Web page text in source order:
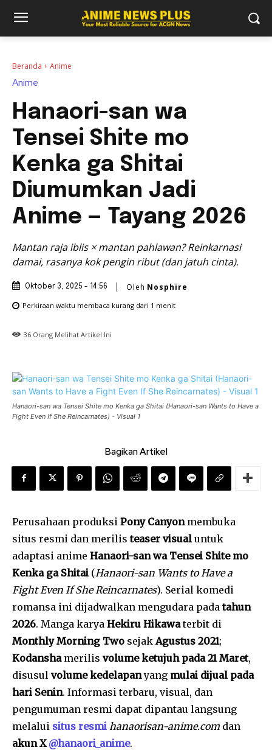
Beranda Anime
Anime
Hanaori-san wa
Tensei Shite mo
Kenka ga Shitai
Diumumkan Jadi
Anime — Tayang 2026
Mantan raja iblis × mantan pahlawan? Reinkarnasi
damai, rasanya kok pengin ribut (dan jatuh cinta).
Oktober 3, 2025 - 14:56 Oleh Nosphire
Perkiraan waktu membaca kurang dari 1 menit
36 Orang Melihat Artikel Ini
Hanaori-san wa Tensei Shite mo Kenka ga Shitai (Hanaori-san Wants to Have a
Fight Even If She Reincarnates) - Visual 1
Bagikan Artikel
Perusahaan produksi Pony Canyonmembuka
situs resmi dan merilisteaser visual untuk
adaptasi anime Hanaori-san wa Tensei Shite mo
Kenka ga Shitai (Hanaori-san Wants to Have a
Fight Even If She Reincarnates). Serial komedi
romansa ini dijadwalkan mengudara padatahun
2026. Manga karya Hekiru Hikawaterbit di
Monthly Morning Two sejak Agustus 2021;
Kodanshamerilis volume ketujuh pada 21 Maret,
disusul volume kedelapanyang mulai dijual pada
hari Senin. Informasi terbaru, visual, dan
pengumuman resmi dapat dipantau langsung
melalui situs resmi hanaorisan-anime.com dan
akun X @hanaori_anime.